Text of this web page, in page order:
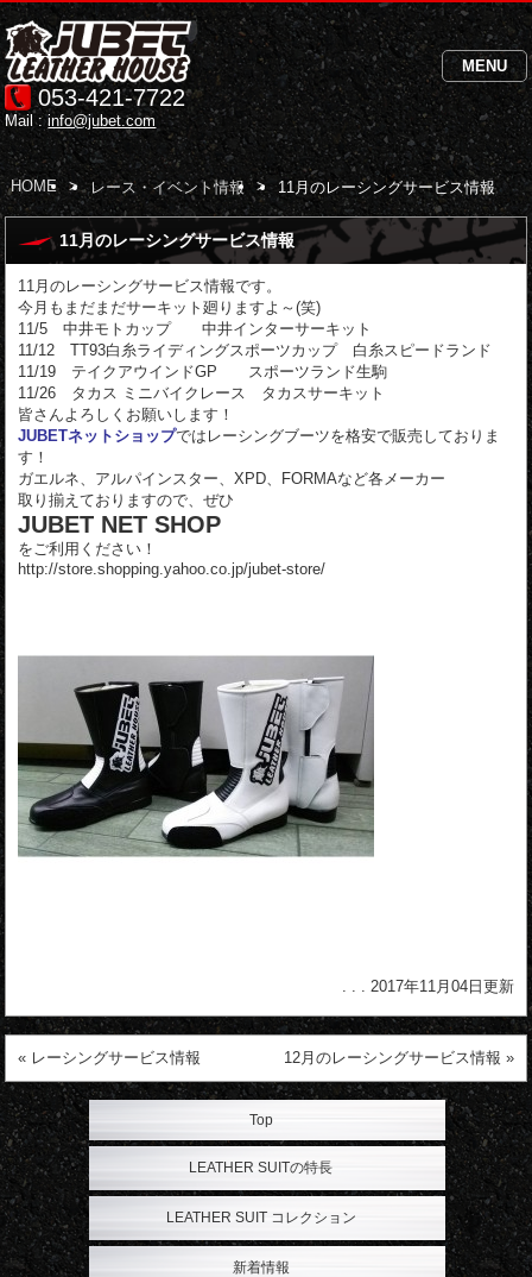
MENU
053-421-7722
Mail :info@jubet.com
HOME > レース・イベント情報 > 11月のレーシングサービス情報
11月のレーシングサービス情報
11月のレーシングサービス情報です。
今月もまだまだサーキット廻りますよ～(笑)
11/5 中井モトカップ中井インターサーキット
11/12 TT93白糸ライディングスポーツカップ 白糸スピードランド
11/19 テイクアウインドGP
スポーツランド生駒
11/26 タカス ミニバイクレース タカスサーキット
皆さんよろしくお願いします！
JUBETネットショップではレーシングブーツを格安で販売しておりま
す！
ガエルネ、アルパインスター、XPD、FORMAなど各メーカー
取り揃えておりますので、ぜひ
JUBET NET SHOP
をご利用ください！
http://store.shopping.yahoo.co.jp/jubet-store/
. . . 2017年11月04日更新
« レーシングサービス情報 12月のレーシングサービス情報 »
Top
LEATHER SUITの特長
LEATHER SUIT コレクション
新着情報